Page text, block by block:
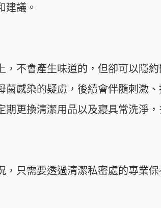
議。
不會產生味道的，但卻可以隱
感染的疑慮，後續會伴隨刺激
更換清潔用品以及寢具常洗淨，
只需要透過清潔私密處的專業